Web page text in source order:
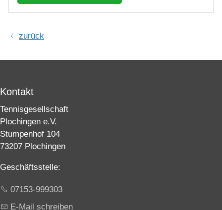
zurück
Kontakt
Tennisgesellschaft
Plochingen e.V.
Stumpenhof 104
73207 Plochingen
Geschäftsstelle:
07153-999303
E-Mail schreiben